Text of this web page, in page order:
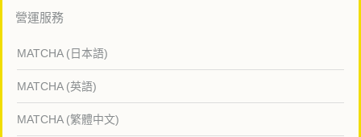
營運服務
MATCHA (日本語)
MATCHA (英語)
MATCHA (繁體中文)